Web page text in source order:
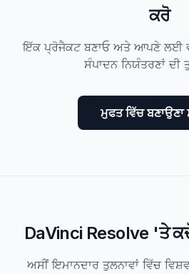
ਕਰੋ
ਇੱਕ ਪ੍ਰੋਜੈਕਟ ਬਣਾਓ ਅਤੇ ਆਪਣੇ ਲਈ
ਸੰਪਾਦਨ ਨਿਯੰਤਰਣਾਂ ਦੀ
ਮੁਫਤ ਵਿੱਚ
DaVinci Resolve 'ਤੇ
ਅਸੀਂ ਇਮਾਨਦਾਰ ਤੁਲਨਾਵਾਂ ਵਿੱਚ